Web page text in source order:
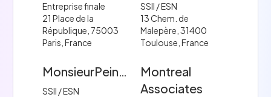
Entreprise finale
21 Place de la
République, 75003
Paris, France
SSII / ESN
13 Chem. de
Malepère, 31400
Toulouse, France
MonsieurPeinture
SSII / ESN
Montreal
Associates